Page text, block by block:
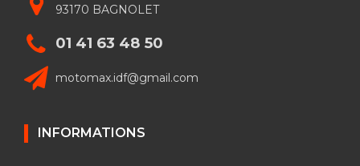
93170 BAGNOLET
01 41 63 48 50
motomax.idf@gmail.com
INFORMATIONS